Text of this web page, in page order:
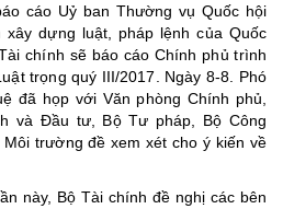
cáo Uỷ ban Thường vụ Quốc hội
dựng luật, pháp lệnh của Quốc
chính sẽ báo cáo Chính phủ trình
trọng quý III/2017. Ngày 8-8. Phó
đã họp với Văn phòng Chính phủ,
và Đầu tư, Bộ Tư pháp, Bộ Công
trường đề xem xét cho ý kiến về
này, Bộ Tài chính đề nghị các bên